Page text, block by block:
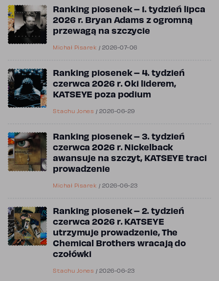
Ranking piosenek – 1. tydzień lipca
2026 r. Bryan Adams z ogromną
przewagą na szczycie
Michał Pisarek / 2026-07-06
Ranking piosenek – 4. tydzień
czerwca 2026 r. Oki liderem,
KATSEYE poza podium
Stachu Jones / 2026-06-29
Ranking piosenek – 3. tydzień
czerwca 2026 r. Nickelback
awansuje na szczyt, KATSEYE traci
prowadzenie
Michał Pisarek / 2026-06-23
Ranking piosenek – 2. tydzień
czerwca 2026 r. KATSEYE
utrzymuje prowadzenie, The
Chemical Brothers wracają do
czołówki
Stachu Jones / 2026-06-23